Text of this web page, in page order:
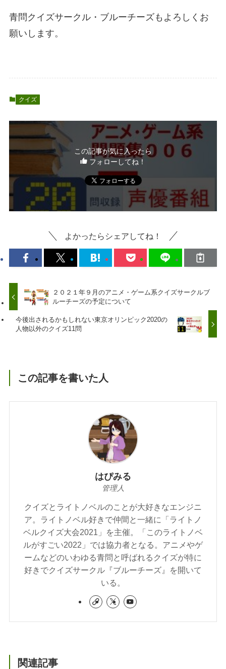
青問クイズサークル・ブルーチーズもよろしくお
願いします。
クイズ
この記事が気に入ったら
フォローしてね！
よかったらシェアしてね！
２０２１年９月のアニメ・ゲーム系クイズサークルブ
ルーチーズの予定について
今後出されるかもしれない東京オリンピック2020の
人物以外のクイズ11問
この記事を書いた人
はぴみる
管理人
クイズとライトノベルのことが大好きなエンジニ
ア。ライトノベル好きで仲間と一緒に「ライトノ
ベルクイズ大会2021」を主催。「このライトノベ
ルがすごい2022」では協力者となる。アニメやゲ
ームなどのいわゆる青問と呼ばれるクイズが特に
好きでクイズサークル『ブルーチーズ』を開いて
いる。
関連記事